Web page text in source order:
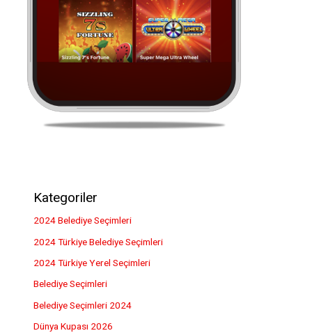
Kategoriler
2024 Belediye Seçimleri
2024 Türkiye Belediye Seçimleri
2024 Türkiye Yerel Seçimleri
Belediye Seçimleri
Belediye Seçimleri 2024
Dünya Kupası 2026